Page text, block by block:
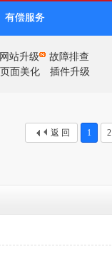
有偿服务
网站升级
故障排查
页面美化 插件升级
1 2
返 回